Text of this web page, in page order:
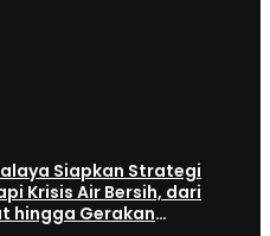
Siapkan Strategi
Krisis Air Bersih, dari
hingga Gerakan